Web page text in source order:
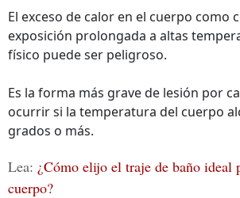
El exceso de calor en el cuerpo como
exposición prolongada a altas
físico puede ser peligroso.
Es la forma más grave de lesión por
ocurrir si la temperatura del cuerpo
grados o más.
Lea: ¿Cómo elijo el traje de baño ideal
cuerpo?